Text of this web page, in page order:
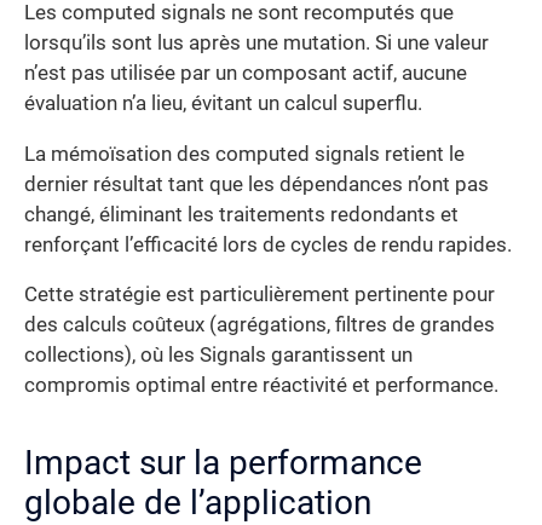
Les computed signals ne sont recomputés que
lorsqu’ils sont lus après une mutation. Si une valeur
n’est pas utilisée par un composant actif, aucune
évaluation n’a lieu, évitant un calcul superflu.
La mémoïsation des computed signals retient le
dernier résultat tant que les dépendances n’ont pas
changé, éliminant les traitements redondants et
renforçant l’efficacité lors de cycles de rendu rapides.
Cette stratégie est particulièrement pertinente pour
des calculs coûteux (agrégations, filtres de grandes
collections), où les Signals garantissent un
compromis optimal entre réactivité et performance.
Impact sur la performance
globale de l’application